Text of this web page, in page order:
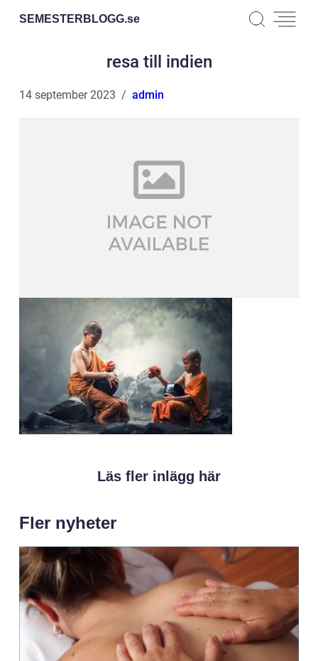
SEMESTERBLOGG.se
resa till indien
14 september 2023 admin
Läs fler inlägg här
Fler nyheter